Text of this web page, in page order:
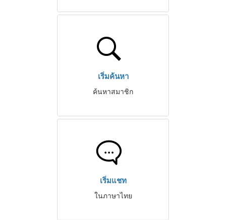
เริ่มค้นหา
ค้นหาสมาชิก
เริ่มแชท
ในภาษาไทย